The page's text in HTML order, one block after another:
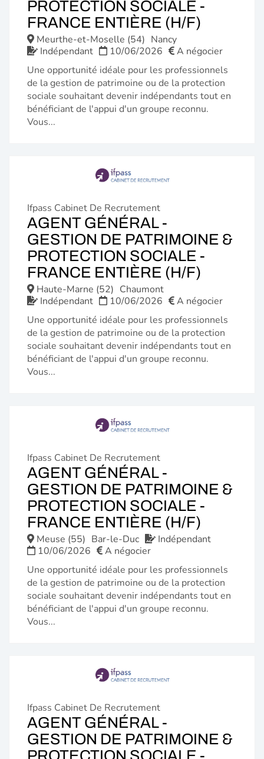
PROTECTION SOCIALE -
FRANCE ENTIÈRE (H/F)
Meurthe-et-Moselle (54) Nancy
Indépendant
10/06/2026
A négocier
Une opportunité idéale pour les professionnels
de la gestion de patrimoine ou de la protection
sociale souhaitant devenir indépendants tout en
bénéficiant de l'appui d'un groupe reconnu.
Vous...
Ifpass Cabinet De Recrutement
AGENT GÉNÉRAL -
GESTION DE PATRIMOINE &
PROTECTION SOCIALE -
FRANCE ENTIÈRE (H/F)
Haute-Marne (52) Chaumont
Indépendant
10/06/2026
A négocier
Une opportunité idéale pour les professionnels
de la gestion de patrimoine ou de la protection
sociale souhaitant devenir indépendants tout en
bénéficiant de l'appui d'un groupe reconnu.
Vous...
Ifpass Cabinet De Recrutement
AGENT GÉNÉRAL -
GESTION DE PATRIMOINE &
PROTECTION SOCIALE -
FRANCE ENTIÈRE (H/F)
Meuse (55) Bar-le-Duc
Indépendant
10/06/2026
A négocier
Une opportunité idéale pour les professionnels
de la gestion de patrimoine ou de la protection
sociale souhaitant devenir indépendants tout en
bénéficiant de l'appui d'un groupe reconnu.
Vous...
Ifpass Cabinet De Recrutement
AGENT GÉNÉRAL -
GESTION DE PATRIMOINE &
PROTECTION SOCIALE -